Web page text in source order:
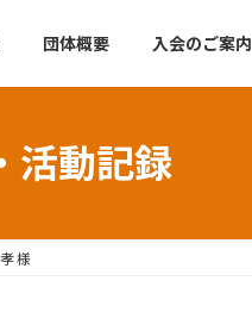
団体概要 入会のご案内
活動記録
様